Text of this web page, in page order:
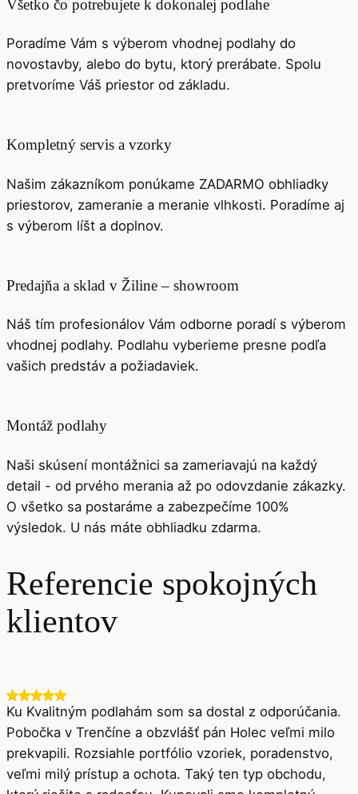
Všetko čo potrebujete k dokonalej podlahe
Poradíme Vám s výberom vhodnej podlahy do
novostavby, alebo do bytu, ktorý prerábate. Spolu
pretvoríme Váš priestor od základu.
Kompletný servis a vzorky
Našim zákazníkom ponúkame ZADARMO obhliadky
priestorov, zameranie a meranie vlhkosti. Poradíme aj
s výberom líšt a doplnov.
Predajňa a sklad v Žiline – showroom
Náš tím profesionálov Vám odborne poradí s výberom
vhodnej podlahy. Podlahu vyberieme presne podľa
vašich predstáv a požiadaviek.
Montáž podlahy
Naši skúsení montážnici sa zameriavajú na každý
detail - od prvého merania až po odovzdanie zákazky.
O všetko sa postaráme a zabezpečíme 100%
výsledok. U nás máte obhliadku zdarma.
Referencie spokojných
klientov
Ku Kvalitným podlahám som sa dostal z odporúčania.
Pobočka v Trenčíne a obzvlášť pán Holec veľmi milo
prekvapili. Rozsiahle portfólio vzoriek, poradenstvo,
veľmi milý prístup a ochota. Taký ten typ obchodu,